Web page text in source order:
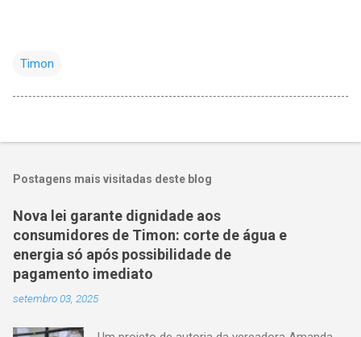
Timon
Postagens mais visitadas deste blog
Nova lei garante dignidade aos
consumidores de Timon: corte de água e
energia só após possibilidade de
pagamento imediato
setembro 03, 2025